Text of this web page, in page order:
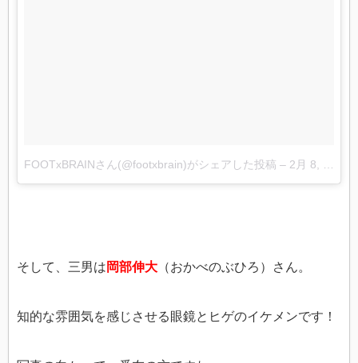
FOOTxBRAINさん(@footxbrain)がシェアした投稿 – 2月 8, 2018 at 1:47午前 PST
そして、三男は 岡部伸大 （おかべのぶひろ）さん。
知的な雰囲気を感じさせる眼鏡とヒゲのイケメンです！